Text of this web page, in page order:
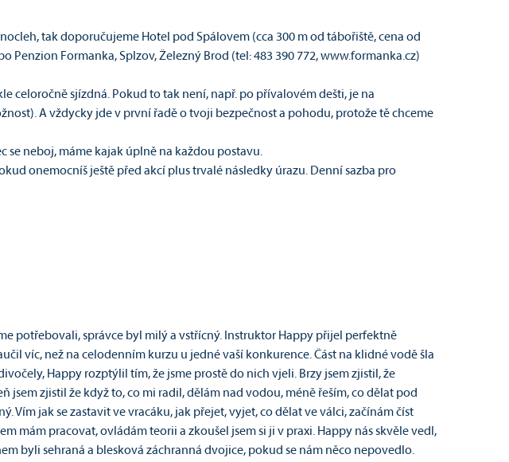
tak doporučujeme Hotel pod Spálovem (cca 300 m od tábořiště, cena od
Penzion Formanka, Splzov, Železný Brod (tel: 483 390 772, www.formanka.cz)
celoročně sjízdná. Pokud to tak není, např. po přívalovém dešti, je na
A vždycky jde v první řadě o tvoji bezpečnost a pohodu, protože tě chceme
se neboj, máme kajak úplně na každou postavu.
onemocníš ještě před akcí plus trvalé následky úrazu. Denní sazba pro
potřebovali, správce byl milý a vstřícný. Instruktor Happy přijel perfektně
víc, než na celodenním kurzu u jedné vaší konkurence. Část na klidné vodě šla
Happy rozptýlil tím, že jsme prostě do nich vjeli. Brzy jsem zjistil, že
zjistil že když to, co mi radil, dělám nad vodou, méně řeším, co dělat pod
jak se zastavit ve vracáku, jak přejet, vyjet, co dělat ve válci, začínám číst
mám pracovat, ovládám teorii a zkoušel jsem si ji v praxi. Happy nás skvěle vedl,
byli sehraná a blesková záchranná dvojice, pokud se nám něco nepovedlo.